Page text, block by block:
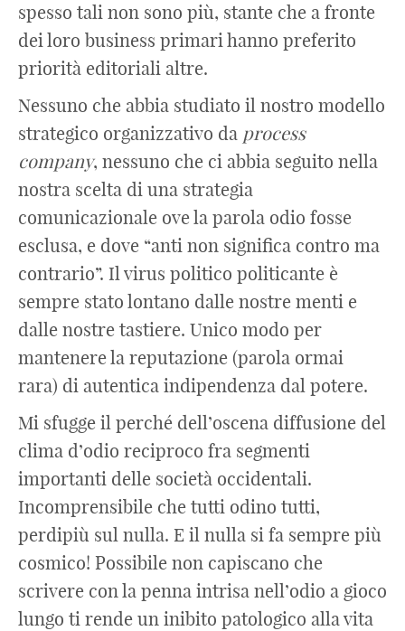
spesso tali non sono più, stante che a fronte
dei loro business primari hanno preferito
priorità editoriali altre.
Nessuno che abbia studiato il nostro modello
strategico organizzativo da process
company, nessuno che ci abbia seguito nella
nostra scelta di una strategia
comunicazionale ove la parola odio fosse
esclusa, e dove “anti non significa contro ma
contrario”. Il virus politico politicante è
sempre stato lontano dalle nostre menti e
dalle nostre tastiere. Unico modo per
mantenere la reputazione (parola ormai
rara) di autentica indipendenza dal potere.
Mi sfugge il perché dell’oscena diffusione del
clima d’odio reciproco fra segmenti
importanti delle società occidentali.
Incomprensibile che tutti odino tutti,
perdipiù sul nulla. E il nulla si fa sempre più
cosmico! Possibile non capiscano che
scrivere con la penna intrisa nell’odio a gioco
lungo ti rende un inibito patologico alla vita